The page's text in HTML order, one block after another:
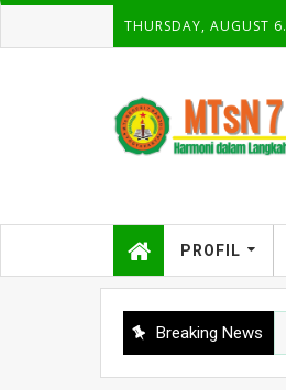
THURSDAY, AUGUST 6.
PROFIL
Breaking News